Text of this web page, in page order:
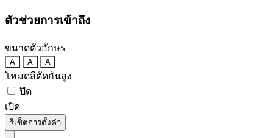
ตัวช่วยการเข้าถึง
ขนาดตัวอักษร
A A A
โหมดสีตัดกันสูง
ปิด
เปิด
รีเซ็ตการตั้งค่า